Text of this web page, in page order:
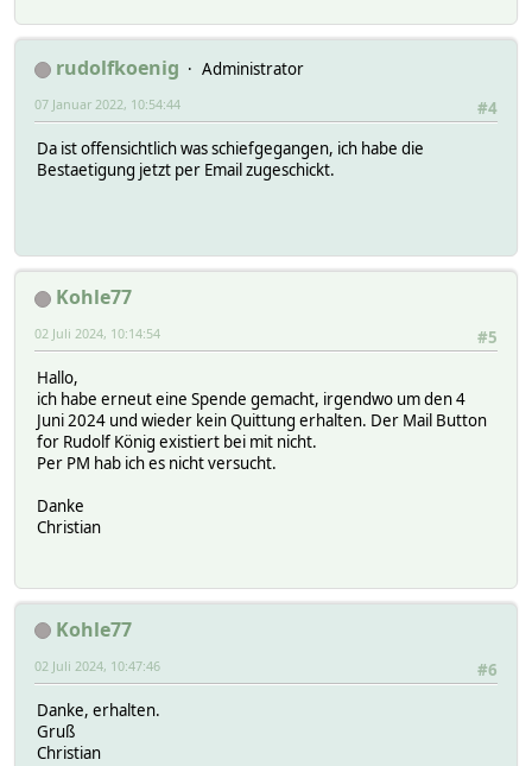
rudolfkoenig
Administrator
#4
07 Januar 2022, 10:54:44
Da ist offensichtlich was schiefgegangen, ich habe die
Bestaetigung jetzt per Email zugeschickt.
Kohle77
#5
02 Juli 2024, 10:14:54
Hallo,
ich habe erneut eine Spende gemacht, irgendwo um den 4
Juni 2024 und wieder kein Quittung erhalten. Der Mail Button
for Rudolf König existiert bei mit nicht.
Per PM hab ich es nicht versucht.
Danke
Christian
Kohle77
#6
02 Juli 2024, 10:47:46
Danke, erhalten.
Gruß
Christian